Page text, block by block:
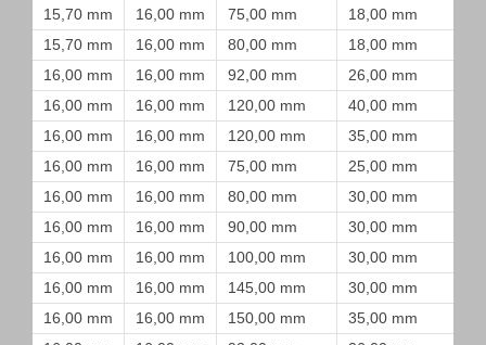
15,70 mm 16,00 mm 75,00 mm
18,00 mm
15,70 mm
16,00 mm 80,00 mm
18,00 mm
16,00 mm
16,00 mm 92,00 mm
26,00 mm
16,00 mm
16,00 mm 120,00 mm
40,00 mm
16,00 mm
16,00 mm 120,00 mm
35,00 mm
16,00 mm
16,00 mm 75,00 mm
25,00 mm
16,00 mm
16,00 mm 80,00 mm
30,00 mm
16,00 mm
16,00 mm 90,00 mm
30,00 mm
16,00 mm
16,00 mm 100,00 mm
30,00 mm
16,00 mm
16,00 mm 145,00 mm
30,00 mm
16,00 mm
16,00 mm 150,00 mm
35,00 mm